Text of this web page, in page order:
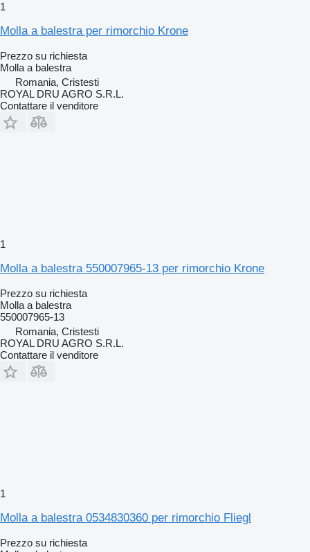
1
Molla a balestra per rimorchio Krone
Prezzo su richiesta
Molla a balestra
Romania, Cristesti
ROYAL DRU AGRO S.R.L.
Contattare il venditore
1
Molla a balestra 550007965-13 per rimorchio Krone
Prezzo su richiesta
Molla a balestra
550007965-13
Romania, Cristesti
ROYAL DRU AGRO S.R.L.
Contattare il venditore
1
Molla a balestra 0534830360 per rimorchio Fliegl
Prezzo su richiesta